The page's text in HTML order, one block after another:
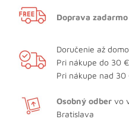
Doprava zadarmo
Doručenie až
Pri nákupe do 30
Pri nákupe nad
Osobný odber vo
Bratislava